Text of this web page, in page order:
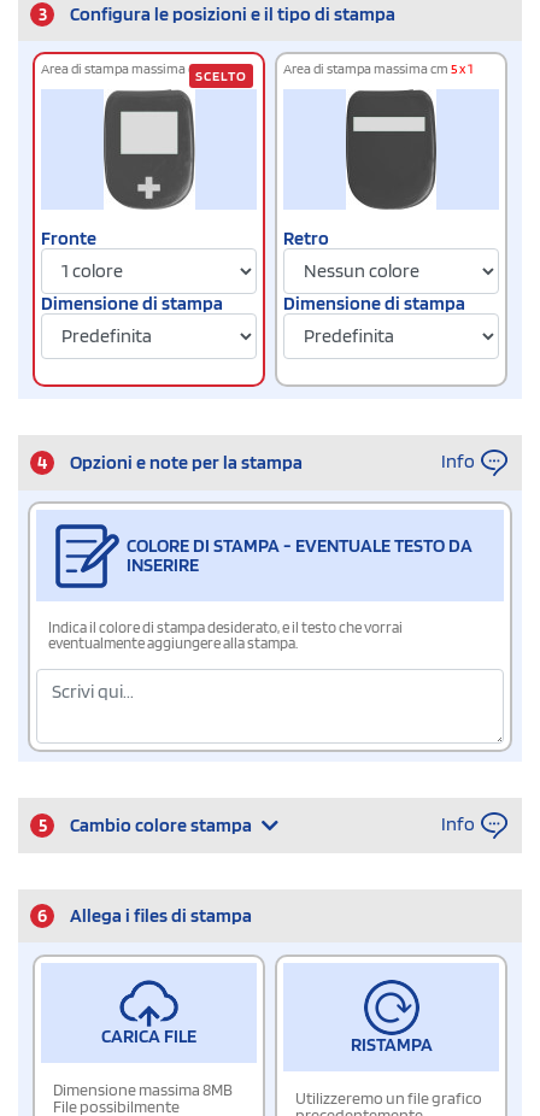
3 Configura le posizioni e il tipo di stampa
Area di stampa massima cm4 x 3
Fronte
Dimensione di stampa
SCELTO Area di stampa massima cm 5 x 1
Retro
Dimensione di stampa
4 Opzioni e note per la stampa Info
COLORE DI STAMPA - EVENTUALE TESTO DA
INSERIRE
Indica il colore di stampa desiderato, e il testo che vorrai
eventualmente aggiungere alla stampa.
5 Cambio colore stampa Info
6 Allega i files di stampa
CARICA FILE
Dimensione massima 8MB
File possibilmente
RISTAMPA
Utilizzeremo un file grafico